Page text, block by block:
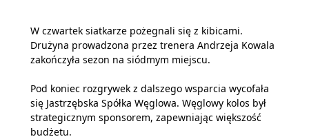
W czwartek siatkarze pożegnali się z kibicami.
Drużyna prowadzona przez trenera Andrzeja Kowala
zakończyła sezon na siódmym miejscu.
Pod koniec rozgrywek z dalszego wsparcia wycofała
się Jastrzębska Spółka Węglowa. Węglowy kolos był
strategicznym sponsorem, zapewniając większość
budżetu.